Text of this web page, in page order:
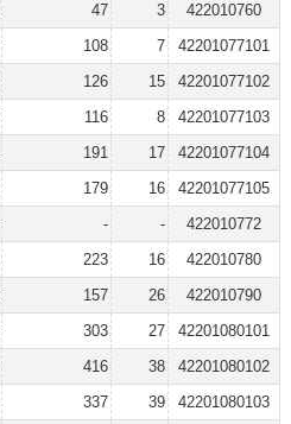
47 3
422010760
108 7
42201077101
126 15
42201077102
116 8
42201077103
191 17
42201077104
179 16
42201077105
- -
422010772
223 16
422010780
157 26
422010790
303 27
42201080101
416 38
42201080102
337 39
42201080103